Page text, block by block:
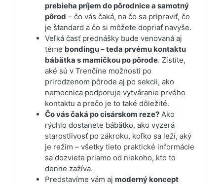
prebieha príjem do pôrodnice a samotný
pôrod – čo vás čaká, na čo sa pripraviť, čo
je štandard a čo si môžete dopriať navyše.
Veľká časť prednášky bude venovaná aj
téme bondingu – teda prvému kontaktu
bábätka s mamičkou po pôrode. Zistíte,
aké sú v Trenčíne možnosti po
prirodzenom pôrode aj po sekcii, ako
nemocnica podporuje vytváranie prvého
kontaktu a prečo je to také dôležité.
Čo vás čaká po cisárskom reze? Ako
rýchlo dostanete bábätko, ako vyzerá
starostlivosť po zákroku, koľko sa leží, aký
je režim – všetky tieto praktické informácie
sa dozviete priamo od niekoho, kto to
denne zažíva.
Predstavíme vám aj moderný koncept